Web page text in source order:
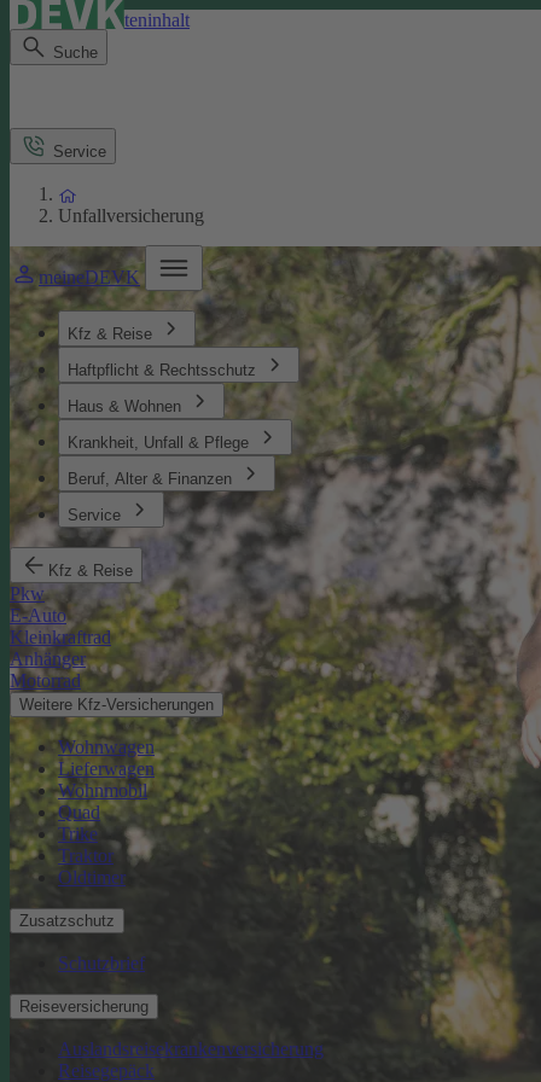
Direkt zum Seiteninhalt
Suche
meineDEVK
Kfz & Reise
Haftpflicht & Rechtsschutz
Haus & Wohnen
Krankheit, Unfall & Pflege
Beruf, Alter & Finanzen
Service
Kfz & Reise
Pkw
E-Auto
Kleinkraftrad
Anhänger
Motorrad
Weitere Kfz-Versicherungen
Wohnwagen
Lieferwagen
Wohnmobil
Quad
Trike
Traktor
Oldtimer
Zusatzschutz
Schutzbrief
Reiseversicherung
Auslandsreisekrankenversicherung
Reisegepäck
Service
Unfallversicherung